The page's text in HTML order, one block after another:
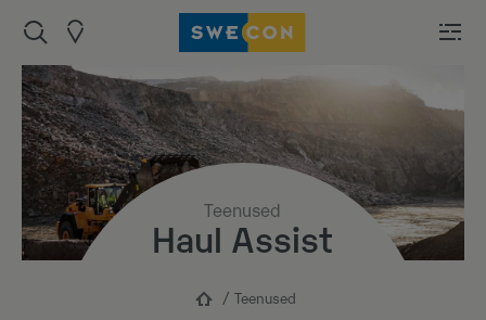
Teenused
Haul Assist
Teenused